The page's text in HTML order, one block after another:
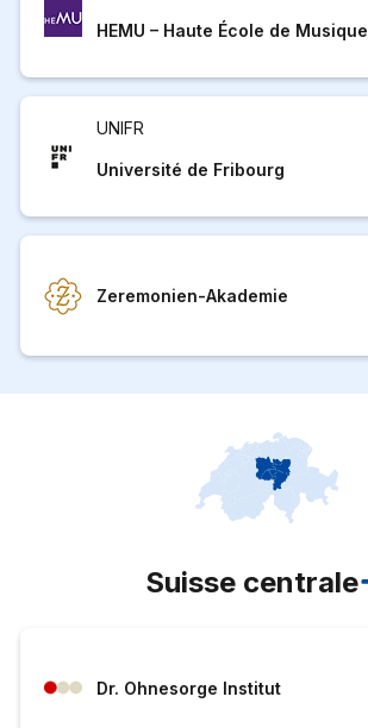
HEMU – Haute École de Musique
UNIFR
Université de Fribourg
Zeremonien-Akademie
Suisse centrale
Dr. Ohnesorge Institut